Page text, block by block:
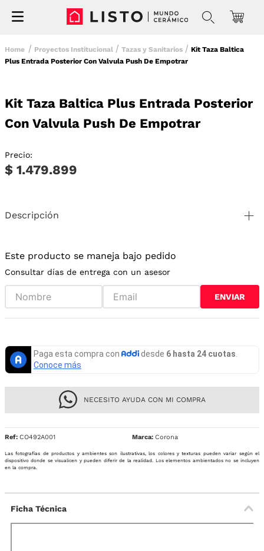
Proyectos Institucional Tazas y Sanitarios
Kit Taza Baltica
Plus Entrada Posterior Con Valvula Push De Empotrar
Kit Taza Baltica Plus Entrada Posterior
Con Valvula Push De Empotrar
Precio:
$ 1.479.899
Descripción
Este producto se maneja bajo pedido
Consultar días de entrega con un asesor
ENVIAR
NECESITO AYUDA CON MI COMPRA
Ref: CO492A001 Corona
Las fotografías de productos y ambientes son ilustrativas, los colores y texturas pueden variar según el
dispositivo donde se visualicen y pueden diferir de la realidad. Los elementos ambientados no se incluyen
en la compra.
Ficha Técnica